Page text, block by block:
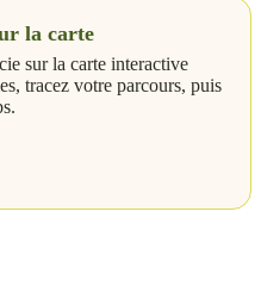
la carte
sur la carte interactive
tracez votre parcours, puis